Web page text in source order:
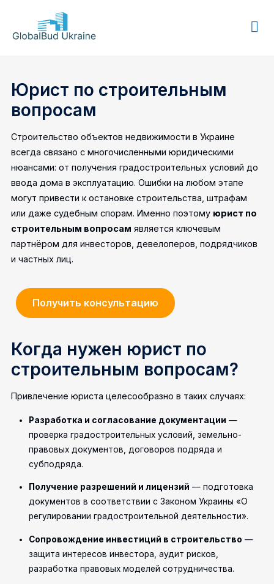
GLOBALBUD
Юрист по строительным
вопросам
Строительство объектов недвижимости в Украине
всегда связано с многочисленными юридическими
нюансами: от получения градостроительных условий до
ввода дома в эксплуатацию. Ошибки на любом этапе
могут привести к остановке строительства, штрафам
или даже судебным спорам. Именно поэтому юрист по
строительным вопросам является ключевым
партнёром для инвесторов, девелоперов, подрядчиков
и частных лиц.
Получить консультацию
Когда нужен юрист по
строительным вопросам?
Привлечение юриста целесообразно в таких случаях:
Разработка и согласование документации —
проверка градостроительных условий, земельно-
правовых документов, договоров подряда и
субподряда.
Получение разрешений и лицензий — подготовка
документов в соответствии с Законом Украины «О
регулировании градостроительной деятельности».
Сопровождение инвестиций в строительство —
защита интересов инвестора, аудит рисков,
разработка правовых моделей сотрудничества.